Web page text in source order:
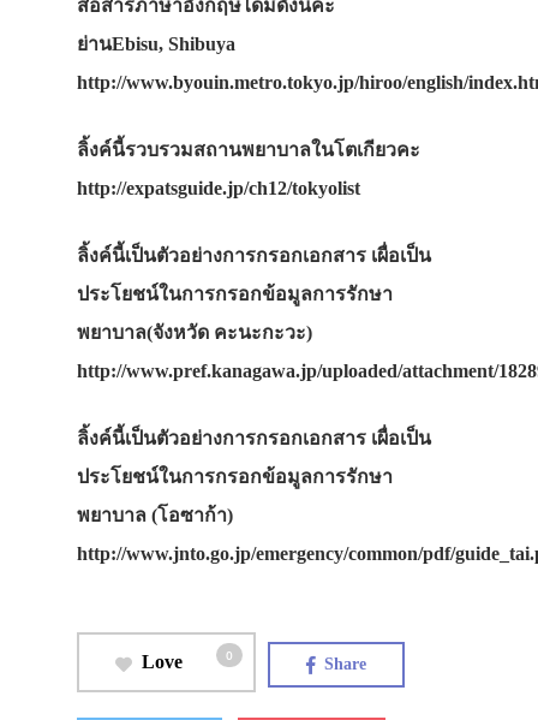
สื่อสารภาษาอังกฤษได้มีดังนี้ค่ะ
ย่านEbisu, Shibuya
http://www.byouin.metro.tokyo.jp/hiroo/english/
ลิ้งค์นี้รวบรวมสถานพยาบาลในโตเกียวคะ
http://expatsguide.jp/ch12/tokyolist
ลิ้งค์นี้เป็นตัวอย่างการกรอกเอกสาร เผื่อเป็น
ประโยชน์ในการกรอกข้อมูลการรักษา
พยาบาล(จังหวัด คะนะกะวะ)
http://www.pref.kanagawa.jp/uploaded/attachment/
ลิ้งค์นี้เป็นตัวอย่างการกรอกเอกสาร เผื่อเป็น
ประโยชน์ในการกรอกข้อมูลการรักษา
พยาบาล (โอซาก้า)
http://www.jnto.go.jp/emergency/common/pdf/
Love 0 Share